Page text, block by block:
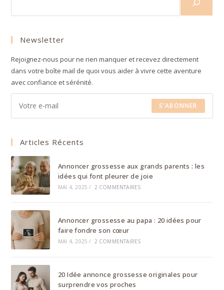
Newsletter
Rejoignez-nous pour ne rien manquer et recevez directement
dans votre boîte mail de quoi vous aider à vivre cette aventure
avec confiance et sérénité.
S'ABONNER
Articles Récents
Annoncer grossesse aux grands parents : les
idées qui font pleurer de joie
MAI 4, 2025 / 2 COMMENTAIRES
Annoncer grossesse au papa : 20 idées pour
faire fondre son cœur
MAI 4, 2025 / 2 COMMENTAIRES
20 Idée annonce grossesse originales pour
surprendre vos proches